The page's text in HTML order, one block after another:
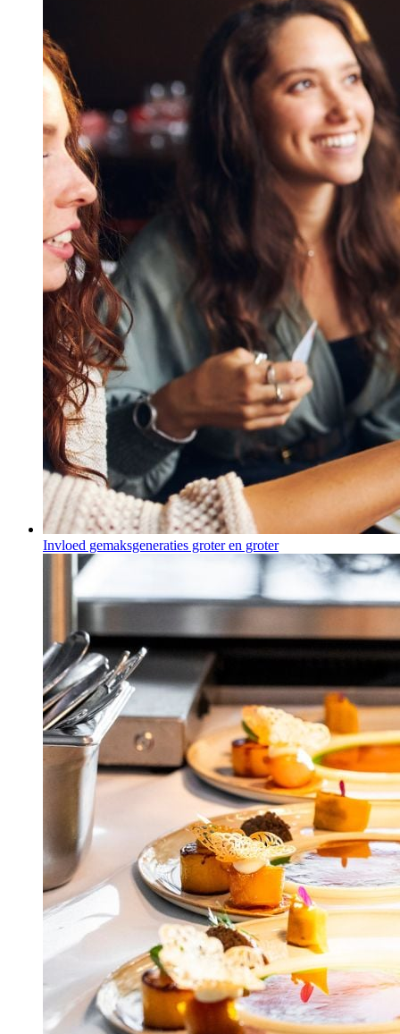
Invloed gemaksgeneraties groter en groter